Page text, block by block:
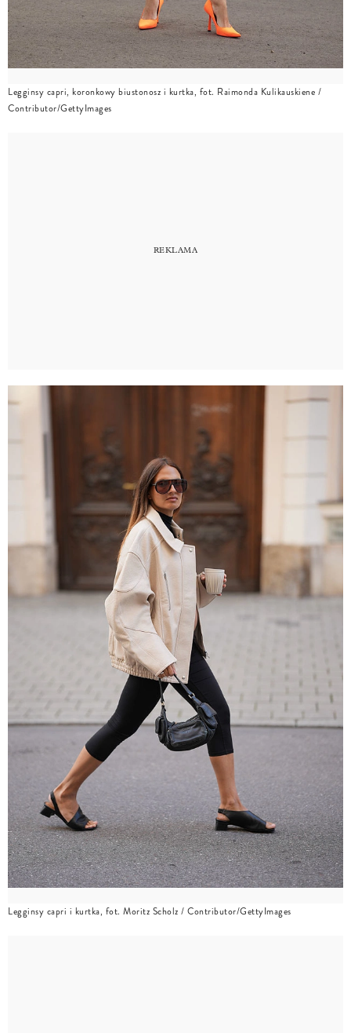
Legginsy capri, koronkowy biustonosz i kurtka, fot. Raimonda Kulikauskiene /
Contributor/GettyImages
Legginsy capri i kurtka, fot. Moritz Scholz / Contributor/GettyImages